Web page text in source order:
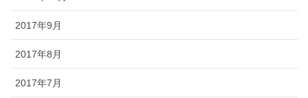
2017年9月
2017年8月
2017年7月